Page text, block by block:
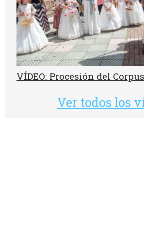
VÍDEO: Procesión del
Ver todos los